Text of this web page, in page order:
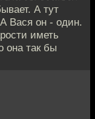
А тут
Вася он - один.
иметь
она так бы